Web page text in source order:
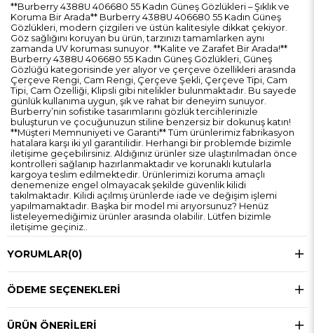
**Burberry 4388U 406680 55 Kadın Güneş Gözlükleri – Şıklık ve
Koruma Bir Arada** Burberry 4388U 406680 55 Kadın Güneş
Gözlükleri, modern çizgileri ve üstün kalitesiyle dikkat çekiyor.
Göz sağlığını koruyan bu ürün, tarzınızı tamamlarken aynı
zamanda UV koruması sunuyor. **Kalite ve Zarafet Bir Arada!**
Burberry 4388U 406680 55 Kadın Güneş Gözlükleri, Güneş
Gözlüğü kategorisinde yer alıyor ve çerçeve özellikleri arasında
Çerçeve Rengi, Cam Rengi, Çerçeve Şekli, Çerçeve Tipi, Cam
Tipi, Cam Özelliği, Klipsli gibi nitelikler bulunmaktadır. Bu sayede
günlük kullanıma uygun, şık ve rahat bir deneyim sunuyor.
Burberry’nin sofistike tasarımlarını gözlük tercihlerinizle
buluşturun ve çocuğunuzun stiline benzersiz bir dokunuş katın!
**Müşteri Memnuniyeti ve Garanti** Tüm ürünlerimiz fabrikasyon
hatalara karşı iki yıl garantilidir. Herhangi bir problemde bizimle
iletişime geçebilirsiniz. Aldığınız ürünler size ulaştırılmadan önce
kontrolleri sağlanıp hazırlanmaktadır ve korunaklı kutularla
kargoya teslim edilmektedir. Ürünlerimizi koruma amaçlı
denemenize engel olmayacak şekilde güvenlik kilidi
takılmaktadır. Kilidi açılmış ürünlerde iade ve değişim işlemi
yapılmamaktadır. Başka bir model mi arıyorsunuz? Henüz
listeleyemediğimiz ürünler arasında olabilir. Lütfen bizimle
iletişime geçiniz..
YORUMLAR(0)
ÖDEME SEÇENEKLERI
ÜRÜN ÖNERILERI